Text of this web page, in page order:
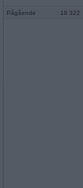
Pågående 18 322